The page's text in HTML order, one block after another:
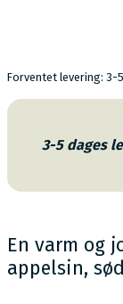
Forventet levering: 3-
3-5 dages
En varm og
appelsin,